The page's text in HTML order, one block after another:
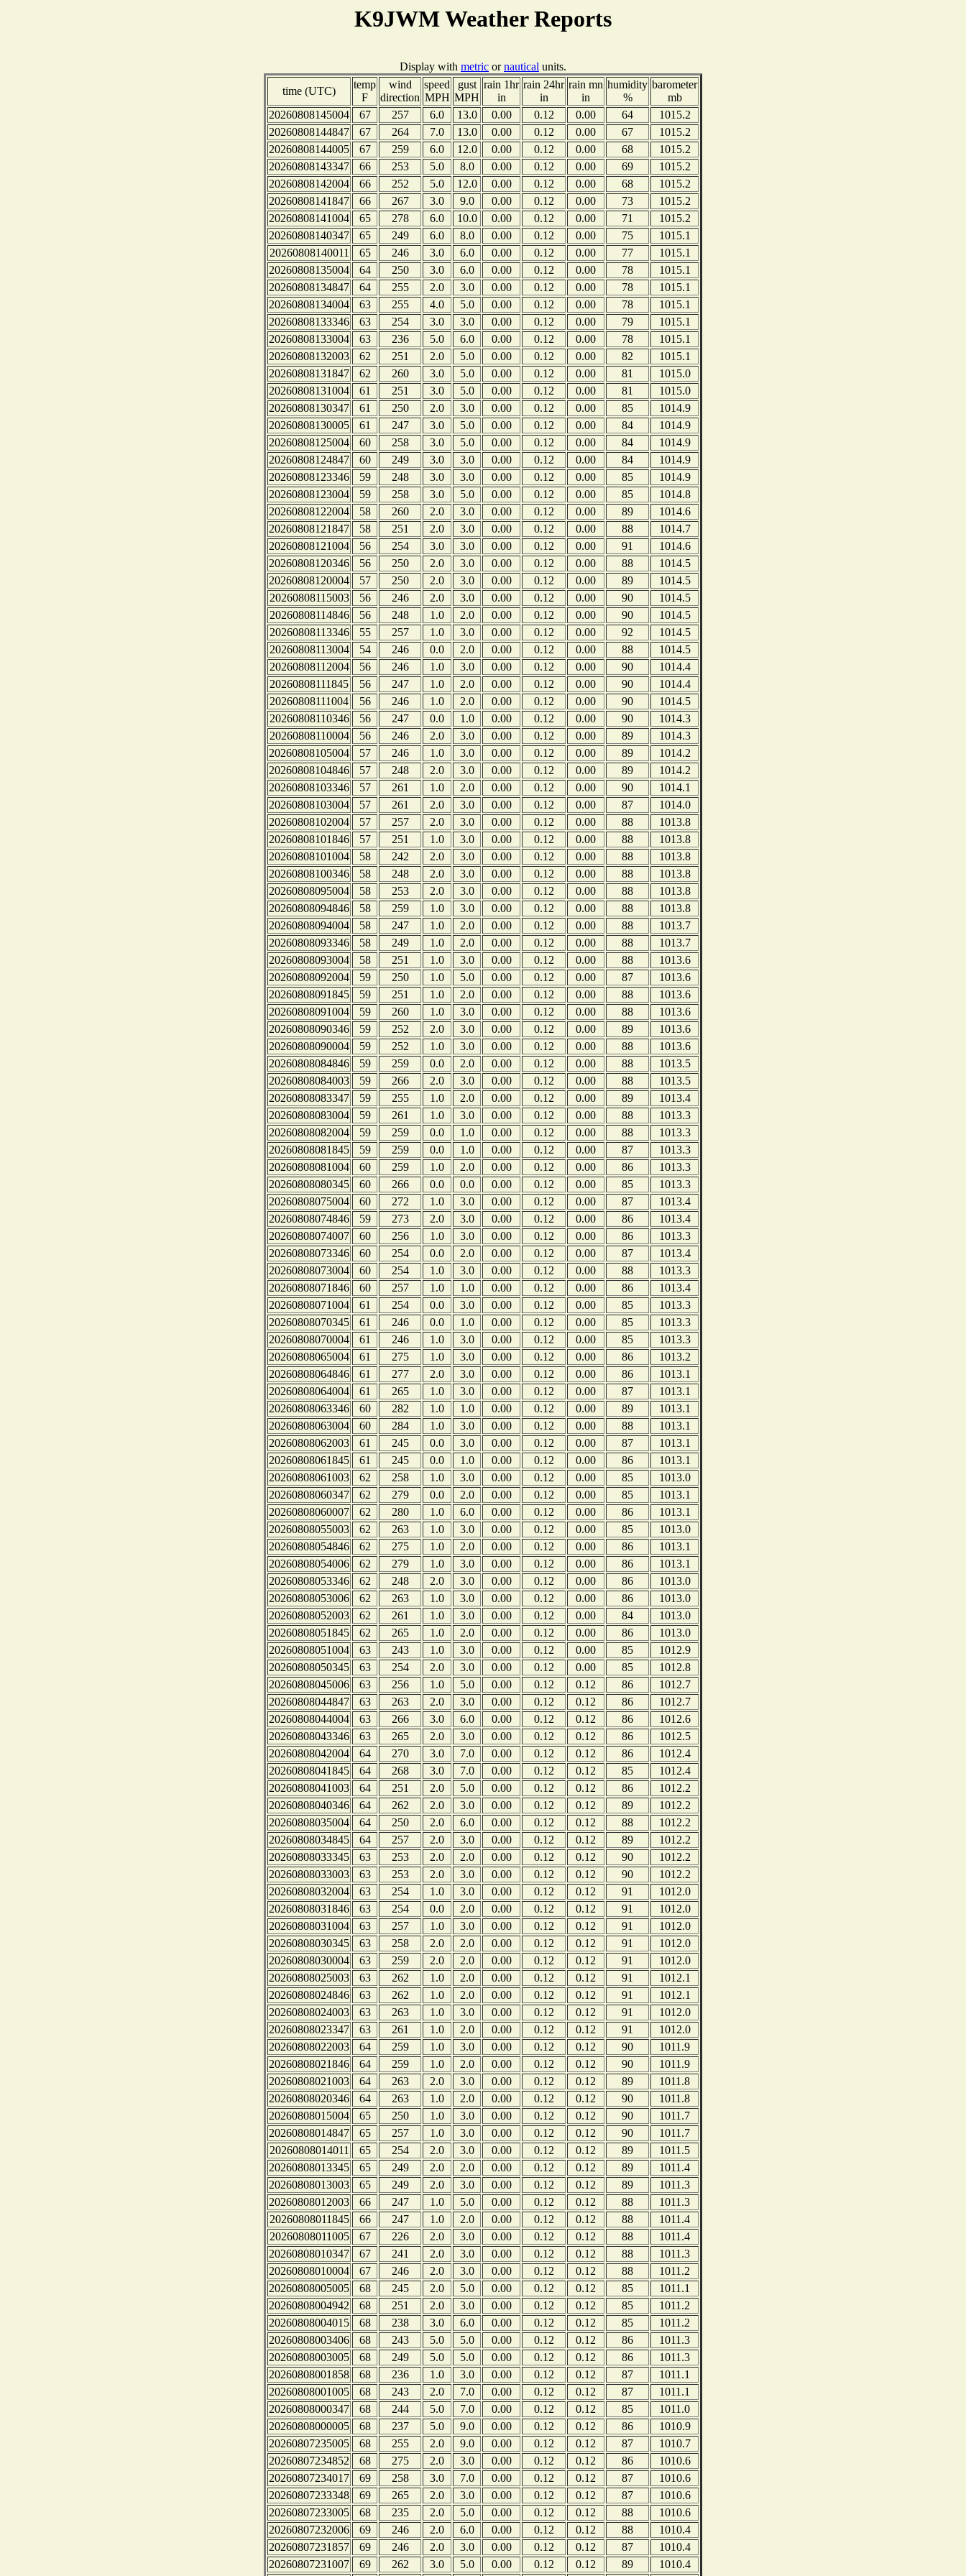
K9JWM Weather Reports
Display with metric ornautical units.
time (UTC)
temp
F
wind
direction
speed
MPH
gust
MPH
rain 1hr
in
rain 24hr
in
rain mn
in
humidity
%
barometer
mb
20260808145004
67 257 6.0 13.0 0.00 0.12 0.00 64
1015.2
20260808144847
67 264 7.0 13.0 0.00 0.12 0.00 67
1015.2
20260808144005
67 259 6.0 12.0 0.00 0.12 0.00 68
1015.2
20260808143347
66 253 5.0 8.0 0.00 0.12 0.00 69
1015.2
20260808142004
66 252 5.0 12.0 0.00 0.12 0.00 68
1015.2
20260808141847
66 267 3.0 9.0 0.00 0.12 0.00 73
1015.2
20260808141004
65 278 6.0 10.0 0.00 0.12 0.00 71
1015.2
20260808140347
65 249 6.0 8.0 0.00 0.12 0.00 75
1015.1
20260808140011
65 246 3.0 6.0 0.00 0.12 0.00 77
1015.1
20260808135004
64 250 3.0 6.0 0.00 0.12 0.00 78
1015.1
20260808134847
64 255 2.0 3.0 0.00 0.12 0.00 78
1015.1
20260808134004
63 255 4.0 5.0 0.00 0.12 0.00 78
1015.1
20260808133346
63 254 3.0 3.0 0.00 0.12 0.00 79
1015.1
20260808133004
63 236 5.0 6.0 0.00 0.12 0.00 78
1015.1
20260808132003
62 251 2.0 5.0 0.00 0.12 0.00 82
1015.1
20260808131847
62 260 3.0 5.0 0.00 0.12 0.00 81
1015.0
20260808131004
61 251 3.0 5.0 0.00 0.12 0.00 81
1015.0
20260808130347
61 250 2.0 3.0 0.00 0.12 0.00 85
1014.9
20260808130005
61 247 3.0 5.0 0.00 0.12 0.00 84
1014.9
20260808125004
60 258 3.0 5.0 0.00 0.12 0.00 84
1014.9
20260808124847
60 249 3.0 3.0 0.00 0.12 0.00 84
1014.9
20260808123346
59 248 3.0 3.0 0.00 0.12 0.00 85
1014.9
20260808123004
59 258 3.0 5.0 0.00 0.12 0.00 85
1014.8
20260808122004
58 260 2.0 3.0 0.00 0.12 0.00 89
1014.6
20260808121847
58 251 2.0 3.0 0.00 0.12 0.00 88
1014.7
20260808121004
56 254 3.0 3.0 0.00 0.12 0.00 91
1014.6
20260808120346
56 250 2.0 3.0 0.00 0.12 0.00 88
1014.5
20260808120004
57 250 2.0 3.0 0.00 0.12 0.00 89
1014.5
20260808115003
56 246 2.0 3.0 0.00 0.12 0.00 90
1014.5
20260808114846
56 248 1.0 2.0 0.00 0.12 0.00 90
1014.5
20260808113346
55 257 1.0 3.0 0.00 0.12 0.00 92
1014.5
20260808113004
54 246 0.0 2.0 0.00 0.12 0.00 88
1014.5
20260808112004
56 246 1.0 3.0 0.00 0.12 0.00 90
1014.4
20260808111845
56 247 1.0 2.0 0.00 0.12 0.00 90
1014.4
20260808111004
56 246 1.0 2.0 0.00 0.12 0.00 90
1014.5
20260808110346
56 247 0.0 1.0 0.00 0.12 0.00 90
1014.3
20260808110004
56 246 2.0 3.0 0.00 0.12 0.00 89
1014.3
20260808105004
57 246 1.0 3.0 0.00 0.12 0.00 89
1014.2
20260808104846
57 248 2.0 3.0 0.00 0.12 0.00 89
1014.2
20260808103346
57 261 1.0 2.0 0.00 0.12 0.00 90
1014.1
20260808103004
57 261 2.0 3.0 0.00 0.12 0.00 87
1014.0
20260808102004
57 257 2.0 3.0 0.00 0.12 0.00 88
1013.8
20260808101846
57 251 1.0 3.0 0.00 0.12 0.00 88
1013.8
20260808101004
58 242 2.0 3.0 0.00 0.12 0.00 88
1013.8
20260808100346
58 248 2.0 3.0 0.00 0.12 0.00 88
1013.8
20260808095004
58 253 2.0 3.0 0.00 0.12 0.00 88
1013.8
20260808094846
58 259 1.0 3.0 0.00 0.12 0.00 88
1013.8
20260808094004
58 247 1.0 2.0 0.00 0.12 0.00 88
1013.7
20260808093346
58 249 1.0 2.0 0.00 0.12 0.00 88
1013.7
20260808093004
58 251 1.0 3.0 0.00 0.12 0.00 88
1013.6
20260808092004
59 250 1.0 5.0 0.00 0.12 0.00 87
1013.6
20260808091845
59 251 1.0 2.0 0.00 0.12 0.00 88
1013.6
20260808091004
59 260 1.0 3.0 0.00 0.12 0.00 88
1013.6
20260808090346
59 252 2.0 3.0 0.00 0.12 0.00 89
1013.6
20260808090004
59 252 1.0 3.0 0.00 0.12 0.00 88
1013.6
20260808084846
59 259 0.0 2.0 0.00 0.12 0.00 88
1013.5
20260808084003
59 266 2.0 3.0 0.00 0.12 0.00 88
1013.5
20260808083347
59 255 1.0 2.0 0.00 0.12 0.00 89
1013.4
20260808083004
59 261 1.0 3.0 0.00 0.12 0.00 88
1013.3
20260808082004
59 259 0.0 1.0 0.00 0.12 0.00 88
1013.3
20260808081845
59 259 0.0 1.0 0.00 0.12 0.00 87
1013.3
20260808081004
60 259 1.0 2.0 0.00 0.12 0.00 86
1013.3
20260808080345
60 266 0.0 0.0 0.00 0.12 0.00 85
1013.3
20260808075004
60 272 1.0 3.0 0.00 0.12 0.00 87
1013.4
20260808074846
59 273 2.0 3.0 0.00 0.12 0.00 86
1013.4
20260808074007
60 256 1.0 3.0 0.00 0.12 0.00 86
1013.3
20260808073346
60 254 0.0 2.0 0.00 0.12 0.00 87
1013.4
20260808073004
60 254 1.0 3.0 0.00 0.12 0.00 88
1013.3
20260808071846
60 257 1.0 1.0 0.00 0.12 0.00 86
1013.4
20260808071004
61 254 0.0 3.0 0.00 0.12 0.00 85
1013.3
20260808070345
61 246 0.0 1.0 0.00 0.12 0.00 85
1013.3
20260808070004
61 246 1.0 3.0 0.00 0.12 0.00 85
1013.3
20260808065004
61 275 1.0 3.0 0.00 0.12 0.00 86
1013.2
20260808064846
61 277 2.0 3.0 0.00 0.12 0.00 86
1013.1
20260808064004
61 265 1.0 3.0 0.00 0.12 0.00 87
1013.1
20260808063346
60 282 1.0 1.0 0.00 0.12 0.00 89
1013.1
20260808063004
60 284 1.0 3.0 0.00 0.12 0.00 88
1013.1
20260808062003
61 245 0.0 3.0 0.00 0.12 0.00 87
1013.1
20260808061845
61 245 0.0 1.0 0.00 0.12 0.00 86
1013.1
20260808061003
62 258 1.0 3.0 0.00 0.12 0.00 85
1013.0
20260808060347
62 279 0.0 2.0 0.00 0.12 0.00 85
1013.1
20260808060007
62 280 1.0 6.0 0.00 0.12 0.00 86
1013.1
20260808055003
62 263 1.0 3.0 0.00 0.12 0.00 85
1013.0
20260808054846
62 275 1.0 2.0 0.00 0.12 0.00 86
1013.1
20260808054006
62 279 1.0 3.0 0.00 0.12 0.00 86
1013.1
20260808053346
62 248 2.0 3.0 0.00 0.12 0.00 86
1013.0
20260808053006
62 263 1.0 3.0 0.00 0.12 0.00 86
1013.0
20260808052003
62 261 1.0 3.0 0.00 0.12 0.00 84
1013.0
20260808051845
62 265 1.0 2.0 0.00 0.12 0.00 86
1013.0
20260808051004
63 243 1.0 3.0 0.00 0.12 0.00 85
1012.9
20260808050345
63 254 2.0 3.0 0.00 0.12 0.00 85
1012.8
20260808045006
63 256 1.0 5.0 0.00 0.12 0.12 86
1012.7
20260808044847
63 263 2.0 3.0 0.00 0.12 0.12 86
1012.7
20260808044004
63 266 3.0 6.0 0.00 0.12 0.12 86
1012.6
20260808043346
63 265 2.0 3.0 0.00 0.12 0.12 86
1012.5
20260808042004
64 270 3.0 7.0 0.00 0.12 0.12 86
1012.4
20260808041845
64 268 3.0 7.0 0.00 0.12 0.12 85
1012.4
20260808041003
64 251 2.0 5.0 0.00 0.12 0.12 86
1012.2
20260808040346
64 262 2.0 3.0 0.00 0.12 0.12 89
1012.2
20260808035004
64 250 2.0 6.0 0.00 0.12 0.12 88
1012.2
20260808034845
64 257 2.0 3.0 0.00 0.12 0.12 89
1012.2
20260808033345
63 253 2.0 2.0 0.00 0.12 0.12 90
1012.2
20260808033003
63 253 2.0 3.0 0.00 0.12 0.12 90
1012.2
20260808032004
63 254 1.0 3.0 0.00 0.12 0.12 91
1012.0
20260808031846
63 254 0.0 2.0 0.00 0.12 0.12 91
1012.0
20260808031004
63 257 1.0 3.0 0.00 0.12 0.12 91
1012.0
20260808030345
63 258 2.0 2.0 0.00 0.12 0.12 91
1012.0
20260808030004
63 259 2.0 2.0 0.00 0.12 0.12 91
1012.0
20260808025003
63 262 1.0 2.0 0.00 0.12 0.12 91
1012.1
20260808024846
63 262 1.0 2.0 0.00 0.12 0.12 91
1012.1
20260808024003
63 263 1.0 3.0 0.00 0.12 0.12 91
1012.0
20260808023347
63 261 1.0 2.0 0.00 0.12 0.12 91
1012.0
20260808022003
64 259 1.0 3.0 0.00 0.12 0.12 90
1011.9
20260808021846
64 259 1.0 2.0 0.00 0.12 0.12 90
1011.9
20260808021003
64 263 2.0 3.0 0.00 0.12 0.12 89
1011.8
20260808020346
64 263 1.0 2.0 0.00 0.12 0.12 90
1011.8
20260808015004
65 250 1.0 3.0 0.00 0.12 0.12 90
1011.7
20260808014847
65 257 1.0 3.0 0.00 0.12 0.12 90
1011.7
20260808014011
65 254 2.0 3.0 0.00 0.12 0.12 89
1011.5
20260808013345
65 249 2.0 2.0 0.00 0.12 0.12 89
1011.4
20260808013003
65 249 2.0 3.0 0.00 0.12 0.12 89
1011.3
20260808012003
66 247 1.0 5.0 0.00 0.12 0.12 88
1011.3
20260808011845
66 247 1.0 2.0 0.00 0.12 0.12 88
1011.4
20260808011005
67 226 2.0 3.0 0.00 0.12 0.12 88
1011.4
20260808010347
67 241 2.0 3.0 0.00 0.12 0.12 88
1011.3
20260808010004
67 246 2.0 3.0 0.00 0.12 0.12 88
1011.2
20260808005005
68 245 2.0 5.0 0.00 0.12 0.12 85
1011.1
20260808004942
68 251 2.0 3.0 0.00 0.12 0.12 85
1011.2
20260808004015
68 238 3.0 6.0 0.00 0.12 0.12 85
1011.2
20260808003406
68 243 5.0 5.0 0.00 0.12 0.12 86
1011.3
20260808003005
68 249 5.0 5.0 0.00 0.12 0.12 86
1011.3
20260808001858
68 236 1.0 3.0 0.00 0.12 0.12 87
1011.1
20260808001005
68 243 2.0 7.0 0.00 0.12 0.12 87
1011.1
20260808000347
68 244 5.0 7.0 0.00 0.12 0.12 85
1011.0
20260808000005
68 237 5.0 9.0 0.00 0.12 0.12 86
1010.9
20260807235005
68 255 2.0 9.0 0.00 0.12 0.12 87
1010.7
20260807234852
68 275 2.0 3.0 0.00 0.12 0.12 86
1010.6
20260807234017
69 258 3.0 7.0 0.00 0.12 0.12 87
1010.6
20260807233348
69 265 2.0 3.0 0.00 0.12 0.12 87
1010.6
20260807233005
68 235 2.0 5.0 0.00 0.12 0.12 88
1010.6
20260807232006
69 246 2.0 6.0 0.00 0.12 0.12 88
1010.4
20260807231857
69 246 2.0 3.0 0.00 0.12 0.12 87
1010.4
20260807231007
69 262 3.0 5.0 0.00 0.12 0.12 89
1010.4